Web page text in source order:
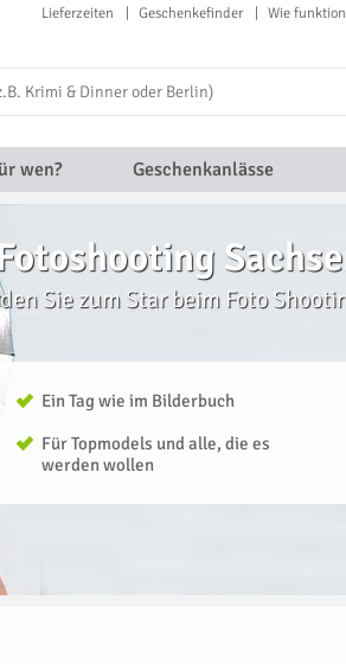
Lieferzeiten Geschenkefinder Wie
wen? Geschenkanlässe
Sie zum Star beim Foto
Ein Tag wie im Bilderbuch
Für Topmodels und alle, die es
werden wollen